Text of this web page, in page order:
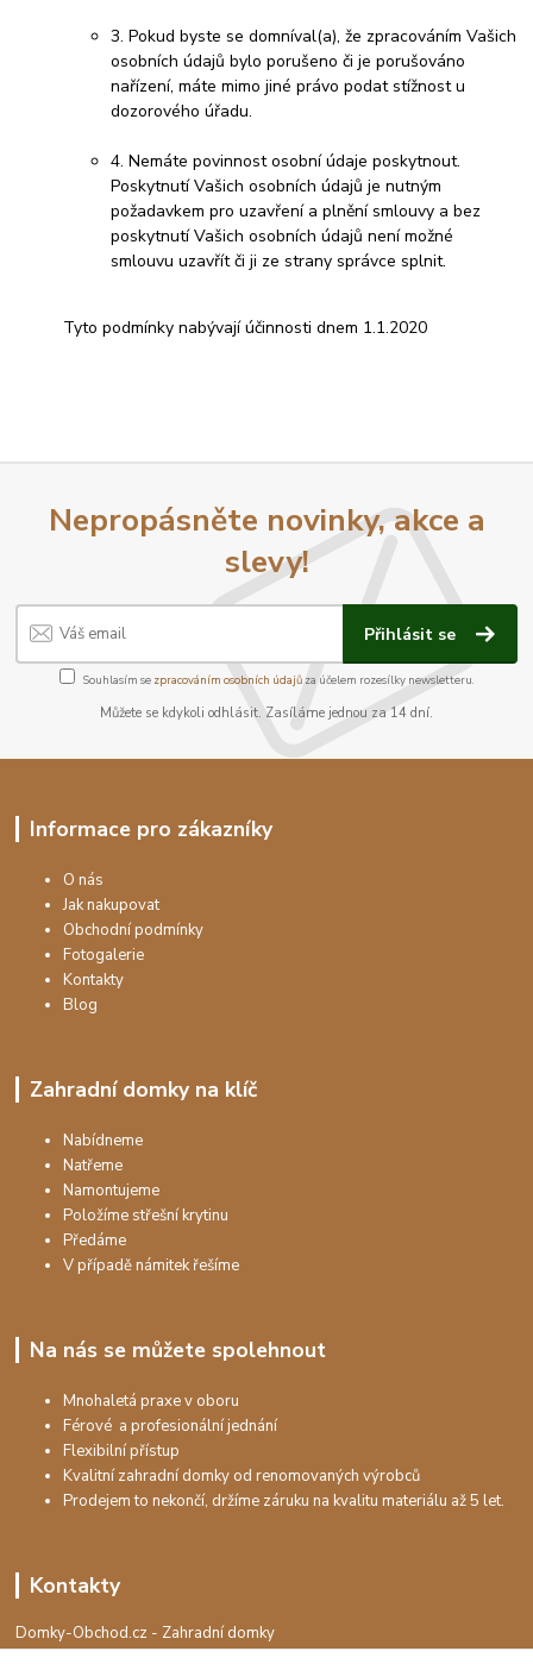
3. Pokud byste se domníval(a), že zpracováním Vašich
osobních údajů bylo porušeno či je porušováno
nařízení, máte mimo jiné právo podat stížnost u
dozorového úřadu.
4. Nemáte povinnost osobní údaje poskytnout.
Poskytnutí Vašich osobních údajů je nutným
požadavkem pro uzavření a plnění smlouvy a bez
poskytnutí Vašich osobních údajů není možné
smlouvu uzavřít či ji ze strany správce splnit.
Tyto podmínky nabývají účinnosti dnem 1.1.2020
Nepropásněte novinky, akce a
slevy!
Přihlásit se
Souhlasím se zpracováním osobních údajůza účelem rozesílky newsletteru.
Můžete se kdykoli odhlásit. Zasíláme jednou za 14 dní.
Informace pro zákazníky
O nás
Jak nakupovat
Obchodní podmínky
Fotogalerie
Kontakty
Blog
Zahradní domky na klíč
Nabídneme
Natřeme
Namontujeme
Položíme střešní krytinu
Předáme
V případě námitek řešíme
Na nás se můžete spolehnout
Mnohaletá praxe v oboru
Férové a profesionální jednání
Flexibilní přístup
Kvalitní zahradní domky od renomovaných výrobců
Prodejem to nekončí, držíme záruku na kvalitu materiálu až 5 let.
Kontakty
Domky-Obchod.cz - Zahradní domky